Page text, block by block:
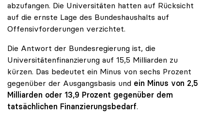
abzufangen. Die Universitäten hatten auf Rücksicht
auf die ernste Lage des Bundeshaushalts auf
Offensivforderungen verzichtet.
Die Antwort der Bundesregierung ist, die
Universitätenfinanzierung auf 15,5 Milliarden zu
kürzen. Das bedeutet ein Minus von sechs Prozent
gegenüber der Ausgangsbasis und ein Minus von 2,5
Milliarden oder 13,9 Prozent gegenüber dem
tatsächlichen Finanzierungsbedarf.